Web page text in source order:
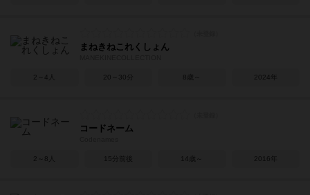
まねきねこれくしょん
2～4人 20～30分 8歳～ 2024年
コードネーム
2～8人 15分前後 14歳～ 2016年